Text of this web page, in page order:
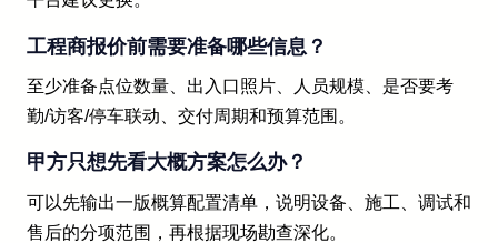
工程商报价前需要准备哪些信息？
至少准备点位数量、出入口照片、人员规模、是否要考
勤/访客/停车联动、交付周期和预算范围。
甲方只想先看大概方案怎么办？
可以先输出一版概算配置清单，说明设备、施工、调试和
售后的分项范围，再根据现场勘查深化。